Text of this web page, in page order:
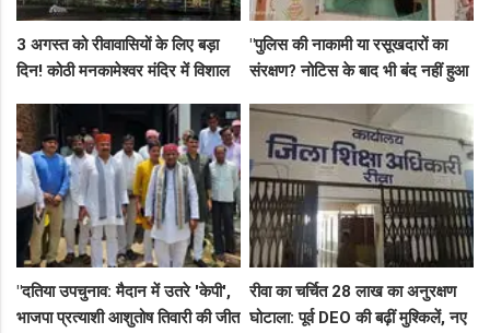
3 अगस्त को रीवावासियों के लिए बड़ा
दिन! कोठी मनकामेश्वर मंदिर में विशाल
"पुलिस की नाकामी या रसूखदारों का
संरक्षण? नोटिस के बाद भी बंद नहीं हुआ
शॉप लुट गई!"
"दतिया उपचुनाव: मैदान में उतरे 'केपी',
भाजपा प्रत्याशी आशुतोष तिवारी की जीत
रीवा का चर्चित 28 लाख का अनुरक्षण
घोटाला: पूर्व DEO की बढ़ीं मुश्किलें, नए